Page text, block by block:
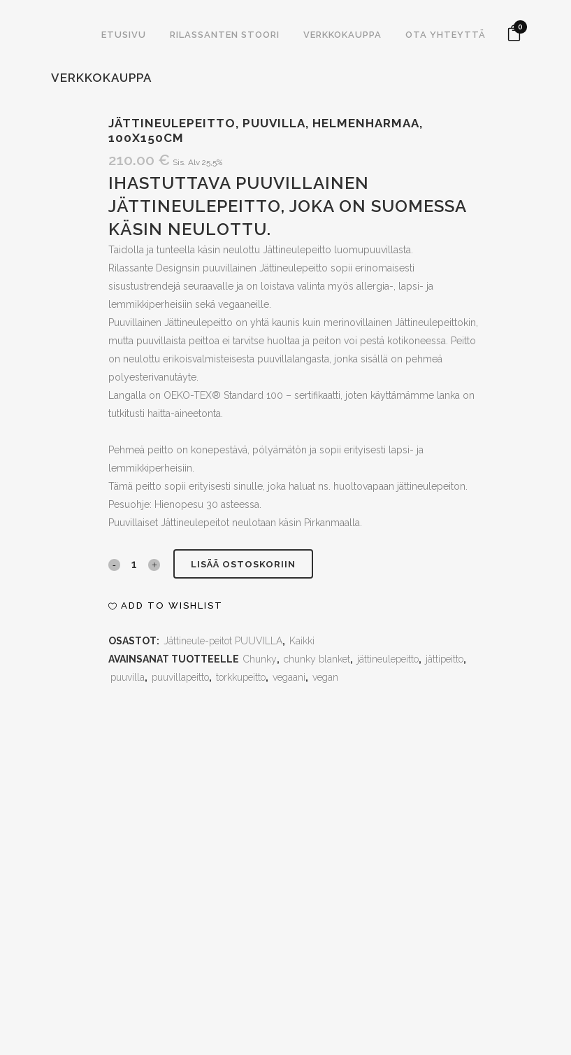
0
ETUSIVU RILASSANTEN STOORI VERKKOKAUPPA OTA YHTEYTTÄ
VERKKOKAUPPA
JÄTTINEULEPEITTO, PUUVILLA, HELMENHARMAA,
100X150CM
210.00 € Sis. Alv 25,5%
IHASTUTTAVA PUUVILLAINEN
JÄTTINEULEPEITTO, JOKA ON SUOMESSA
KÄSIN NEULOTTU.
Taidolla ja tunteella käsin neulottu Jättineulepeitto luomupuuvillasta.
Rilassante Designsin puuvillainen Jättineulepeitto sopii erinomaisesti
sisustustrendejä seuraavalle ja on loistava valinta myös allergia-, lapsi- ja
lemmikkiperheisiin sekä vegaaneille.
Puuvillainen Jättineulepeitto on yhtä kaunis kuin merinovillainen Jättineulepeittokin,
mutta puuvillaista peittoa ei tarvitse huoltaa ja peiton voi pestä kotikoneessa. Peitto
on neulottu erikoisvalmisteisesta puuvillalangasta, jonka sisällä on pehmeä
polyesterivanutäyte.
Langalla on OEKO-TEX® Standard 100 – sertifikaatti, joten käyttämämme lanka on
tutkitusti haitta-aineetonta.
Pehmeä peitto on konepestävä, pölyämätön ja sopii erityisesti lapsi- ja
lemmikkiperheisiin.
Tämä peitto sopii erityisesti sinulle, joka haluat ns. huoltovapaan jättineulepeiton.
Pesuohje: Hienopesu 30 asteessa.
Puuvillaiset Jättineulepeitot neulotaan käsin Pirkanmaalla.
Jättineulepeitto,
100x150cm
LISÄÄ OSTOSKORIIN
ADD TO WISHLIST
OSASTOT: Jättineule-peitot PUUVILLA, Kaikki
AVAINSANAT TUOTTEELLE Chunky, chunky blanket, jättineulepeitto, jättipeitto,
puuvilla, puuvillapeitto, torkkupeitto, vegaani, vegan